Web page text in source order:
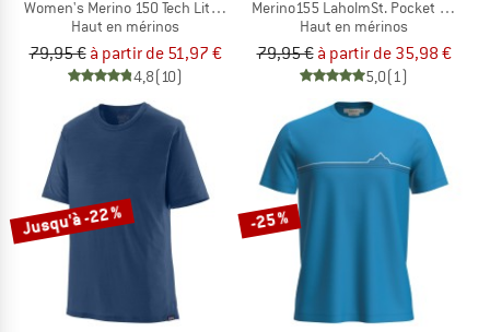
Women's Merino 150 Tech Lite III S/S Tee
Haut en mérinos
79,95 € à partir de 51,97 €
4,8(10)
Merino155 LaholmSt. Pocket T-Shirt
Haut en mérinos
79,95 € à partir de 35,98 €
5,0(1)
Jusqu'à -22 % -25 %